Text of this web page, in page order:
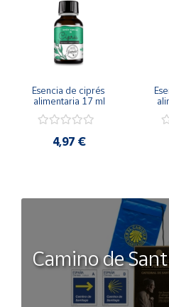
Esencia de ciprés
alimentaria 17 ml
4,97 €
Camino de